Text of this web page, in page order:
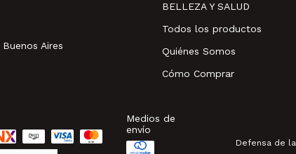
Aires
BELLEZA Y SALUD
Todos los productos
Quiénes Somos
Cómo Comprar
Medios de
envío
Defensa de